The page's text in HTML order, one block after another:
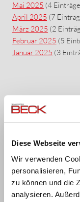
Diese Webseite
Wir verwenden
personalisieren,
zu können und die
analysieren.
Mai 2025 (4
April 2025 (7
März 2025 (2
Februar 2025 (5
Januar 2025 (3
Dezember 2023(4
Oktober 2023(5
September 2023(1
August 2023(4
Juli 2023(1 Eintrag)
Juni 2023(2